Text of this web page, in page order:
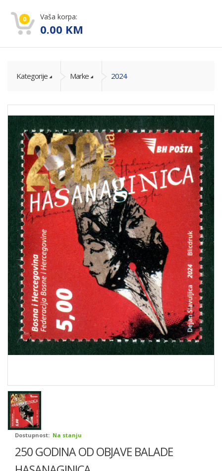
0 Vaša korpa:
0.00 KM
Kategorije Marke 2024
Dostupnost: Na stanju
250 GODINA OD OBJAVE BALADE